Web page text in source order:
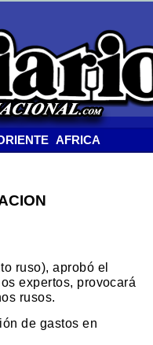
AFRICA
ruso), aprobó el
expertos, provocará
rusos.
de gastos en